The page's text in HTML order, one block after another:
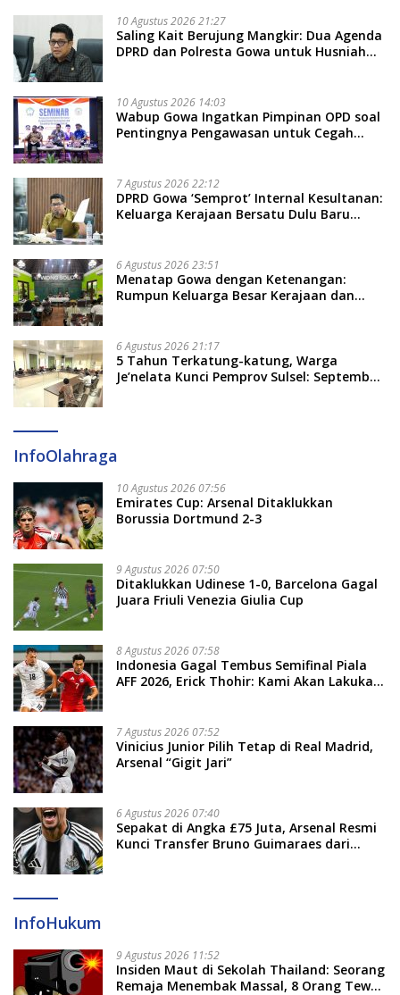
10 Agustus 2026 21:27
Saling Kait Berujung Mangkir: Dua Agenda
DPRD dan Polresta Gowa untuk Husniah
10 Agustus 2026 14:03
Wabup Gowa Ingatkan Pimpinan OPD soal
Pentingnya Pengawasan untuk Cegah
7 Agustus 2026 22:12
DPRD Gowa ‘Semprot’ Internal Kesultanan:
Keluarga Kerajaan Bersatu Dulu Baru
6 Agustus 2026 23:51
Menatap Gowa dengan Ketenangan:
Rumpun Keluarga Besar Kerajaan dan
Soal Adat dan Adab
6 Agustus 2026 21:17
5 Tahun Terkatung-katung, Warga
Je’nelata Kunci Pemprov Sulsel: September
InfoOlahraga
10 Agustus 2026 07:56
Emirates Cup: Arsenal Ditaklukkan
Borussia Dortmund 2-3
9 Agustus 2026 07:50
Ditaklukkan Udinese 1-0, Barcelona Gagal
Juara Friuli Venezia Giulia Cup
8 Agustus 2026 07:58
Indonesia Gagal Tembus Semifinal Piala
AFF 2026, Erick Thohir: Kami Akan Lakukan
7 Agustus 2026 07:52
Vinicius Junior Pilih Tetap di Real Madrid,
Arsenal “Gigit Jari”
6 Agustus 2026 07:40
Sepakat di Angka £75 Juta, Arsenal Resmi
Kunci Transfer Bruno Guimaraes dari
InfoHukum
9 Agustus 2026 11:52
Insiden Maut di Sekolah Thailand: Seorang
Remaja Menembak Massal, 8 Orang Tewas